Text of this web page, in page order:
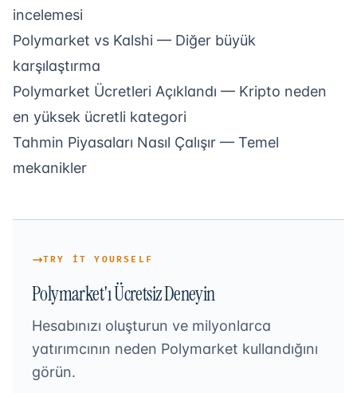
incelemesi
Polymarket vs Kalshi — Diğer büyük
karşılaştırma
Polymarket Ücretleri Açıklandı — Kripto neden
en yüksek ücretli kategori
Tahmin Piyasaları Nasıl Çalışır — Temel
mekanikler
TRY IT YOURSELF
Polymarket'ı Ücretsiz Deneyin
Hesabınızı oluşturun ve milyonlarca
yatırımcının neden Polymarket kullandığını
görün.